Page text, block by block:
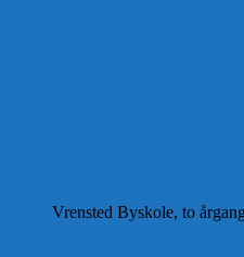
Vrensted Byskole, to